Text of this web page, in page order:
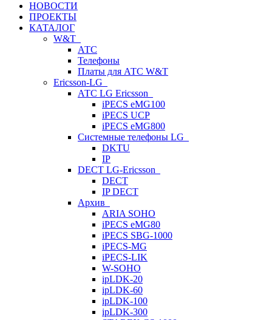
НОВОСТИ
ПРОЕКТЫ
КАТАЛОГ
W&T
АТС
Телефоны
Платы для АТС W&T
Ericsson-LG
АТС LG Ericsson
iPECS eMG100
iPECS UCP
iPECS eMG800
Системные телефоны LG
DKTU
IP
DECT LG-Ericsson
DECT
IP DECT
Архив
ARIA SOHO
iPECS eMG80
iPECS SBG-1000
iPECS-MG
iPECS-LIK
W-SOHO
ipLDK-20
ipLDK-60
ipLDK-100
ipLDK-300